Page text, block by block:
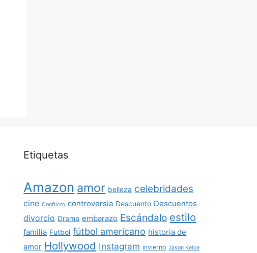
Etiquetas
Amazon amor belleza celebridades
cine Conflicto controversia Descuento Descuentos
divorcio Drama embarazo Escándalo estilo
familia Futbol fútbol americano historia de
amor Hollywood Instagram invierno Jason Kelce